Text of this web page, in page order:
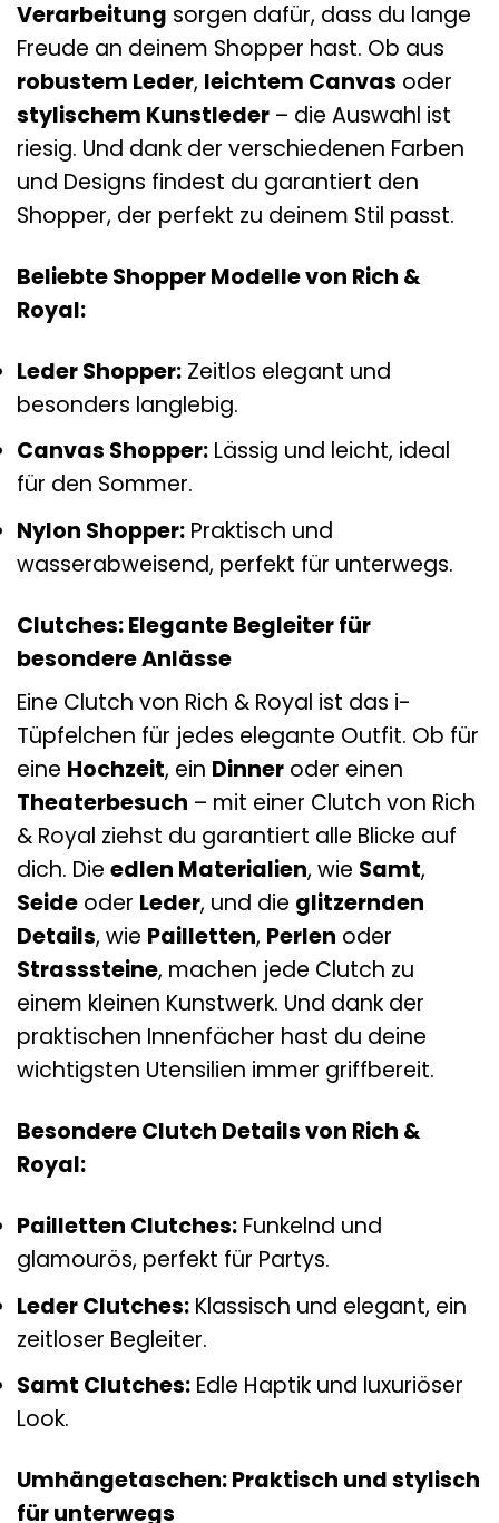
Verarbeitung sorgen dafür, dass du lange
Freude an deinem Shopper hast. Ob aus
robustem Leder, leichtem Canvas oder
stylischem Kunstleder – die Auswahl ist
riesig. Und dank der verschiedenen Farben
und Designs findest du garantiert den
Shopper, der perfekt zu deinem Stil passt.
Beliebte Shopper Modelle von Rich &
Royal:
Leder Shopper: Zeitlos elegant und
besonders langlebig.
Canvas Shopper: Lässig und leicht, ideal
für den Sommer.
Nylon Shopper: Praktisch und
wasserabweisend, perfekt für unterwegs.
Clutches: Elegante Begleiter für
besondere Anlässe
Eine Clutch von Rich & Royal ist das i-
Tüpfelchen für jedes elegante Outfit. Ob für
eine Hochzeit, ein Dinner oder einen
Theaterbesuch – mit einer Clutch von Rich
& Royal ziehst du garantiert alle Blicke auf
dich. Die edlen Materialien, wie Samt,
Seide oder Leder, und die glitzernden
Details, wie Pailletten, Perlen oder
Strasssteine, machen jede Clutch zu
einem kleinen Kunstwerk. Und dank der
praktischen Innenfächer hast du deine
wichtigsten Utensilien immer griffbereit.
Besondere Clutch Details von Rich &
Royal:
Pailletten Clutches: Funkelnd und
glamourös, perfekt für Partys.
Leder Clutches: Klassisch und elegant, ein
zeitloser Begleiter.
Samt Clutches: Edle Haptik und luxuriöser
Look.
Umhängetaschen: Praktisch und stylisch
für unterwegs